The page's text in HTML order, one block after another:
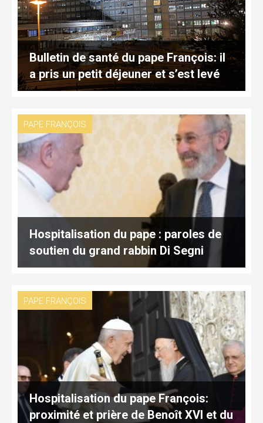
Bulletin de santé du pape François: il
a pris un petit déjeuner et s’est levé
PAPE FRANÇOIS
Hospitalisation du pape : paroles de
soutien du grand rabbin Di Segni
PAPE FRANÇOIS
Hospitalisation du pape François:
proximité et prière de Benoît XVI et du